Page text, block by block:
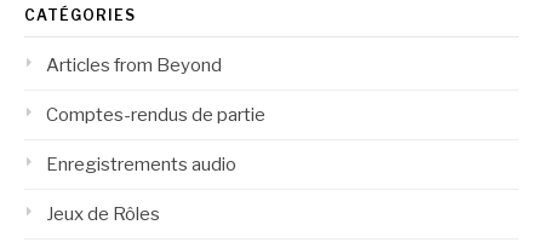
CATÉGORIES
Articles from Beyond
Comptes-rendus de partie
Enregistrements audio
Jeux de Rôles